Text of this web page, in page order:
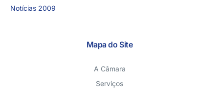
Notícias 2009
Mapa do Site
A Câmara
Serviços